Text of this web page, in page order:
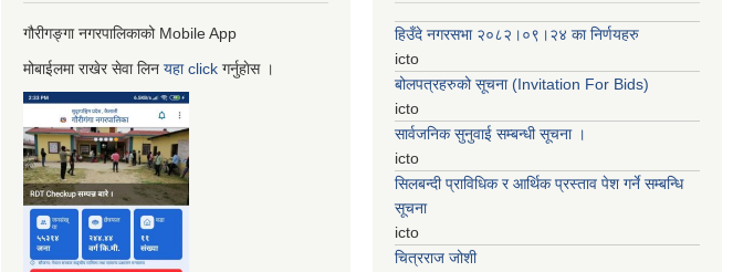
गौरीगङ्गा नगरपालिकाको Mobile App
मोबाईलमा राखेर सेवा लिन यहाclick गर्नुहाेस ।
हिउँदे नगरसभा २०८२।०९।२४ का निर्णयहरु
icto
बोलपत्रहरुको सूचना (Invitation For Bids)
icto
सार्वजनिक सुनुवाई सम्बन्धी सूचना ।
icto
सिलबन्दी प्राविधिक र आर्थिक प्रस्ताव पेश गर्ने सम्बन्धि
सूचना
icto
चित्रराज जोशी